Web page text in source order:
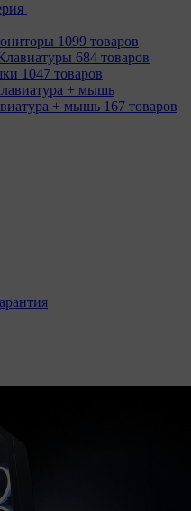
1099 товаров
684 товаров
1047 товаров
+ мышь 167 товаров